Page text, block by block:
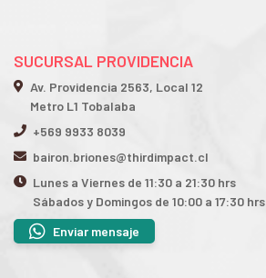
SUCURSAL PROVIDENCIA
Av. Providencia 2563, Local 12
Metro L1 Tobalaba
+569 9933 8039
bairon.briones@thirdimpact.cl
Lunes a Viernes de 11:30 a 21:30 hrs
Sábados y Domingos de 10:00 a 17:30 hrs
Enviar mensaje